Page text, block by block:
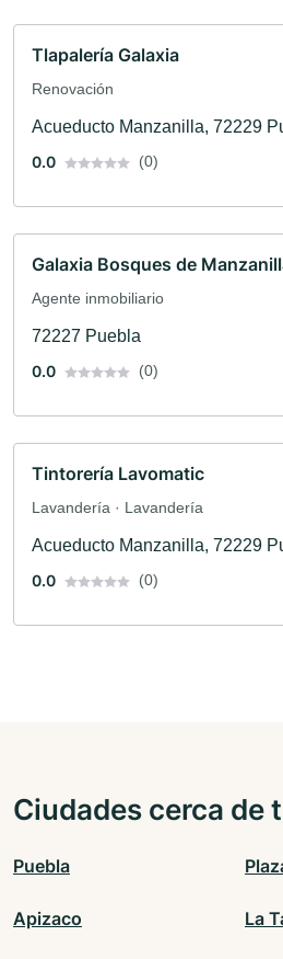
Tlapalería Galaxia
Renovación
Acueducto Manzanilla, 72229
0.0
(0)
Galaxia Bosques de
Agente inmobiliario
72227 Puebla
0.0
(0)
Tintorería Lavomatic
Lavandería · Lavandería
Acueducto Manzanilla, 72229
0.0
(0)
Ciudades cerca de
Puebla
Apizaco La